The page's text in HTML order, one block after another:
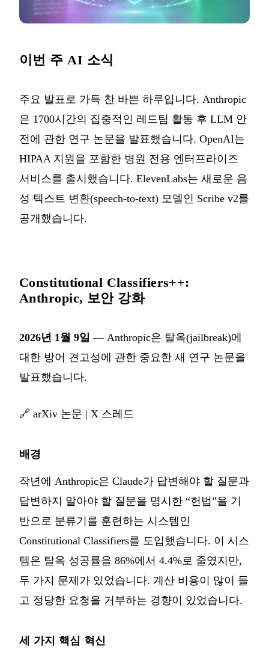
이번 주 AI 소식
주요 발표로 가득 찬 바쁜 하루입니다. Anthropic
은 1700시간의 집중적인 레드팀 활동 후 LLM 안
전에 관한 연구 논문을 발표했습니다. OpenAI는
HIPAA 지원을 포함한 병원 전용 엔터프라이즈
서비스를 출시했습니다. ElevenLabs는 새로운 음
성 텍스트 변환(speech-to-text) 모델인 Scribe v2를
공개했습니다.
Constitutional Classifiers++:
Anthropic, 보안 강화
2026년 1월 9일 — Anthropic은 탈옥(jailbreak)에
대한 방어 견고성에 관한 중요한 새 연구 논문을
발표했습니다.
🔗 arXiv 논문 | X 스레드
배경
작년에 Anthropic은 Claude가 답변해야 할 질문과
답변하지 말아야 할 질문을 명시한 “헌법”을 기
반으로 분류기를 훈련하는 시스템인
Constitutional Classifiers를 도입했습니다. 이 시스
템은 탈옥 성공률을 86%에서 4.4%로 줄였지만,
두 가지 문제가 있었습니다. 계산 비용이 많이 들
고 정당한 요청을 거부하는 경향이 있었습니다.
세 가지 핵심 혁신